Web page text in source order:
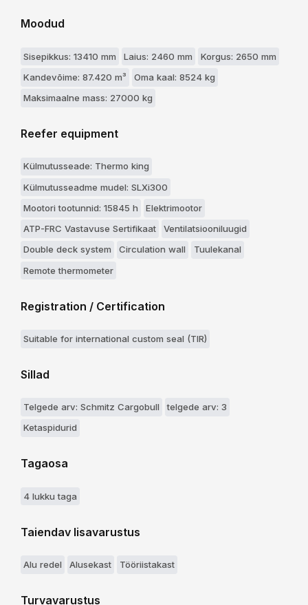
Moodud
Sisepikkus: 13410 mm Laius: 2460 mm
Korgus: 2650 mm
Kandevõime: 87.420 m³
Oma kaal: 8524 kg
Maksimaalne mass: 27000 kg
Reefer equipment
Külmutusseade: Thermo king
Külmutusseadme mudel: SLXi300
Mootori tootunnid: 15845 h
Elektrimootor
ATP-FRC Vastavuse Sertifikaat
Ventilatsiooniluugid
Double deck system
Circulation wall
Tuulekanal
Remote thermometer
Registration / Certification
Suitable for international custom seal (TIR)
Sillad
Telgede arv: Schmitz Cargobull
telgede arv: 3
Ketaspidurid
Tagaosa
4 lukku taga
Taiendav lisavarustus
Alu redel Alusekast Tööriistakast
Turvavarustus